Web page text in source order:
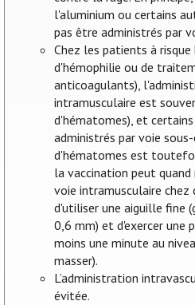
l'aluminium ou certains
pas être administrés par
Chez les patients à risque
d'hémophilie ou de
anticoagulants),
intramusculaire est
d'hématomes), et
administrés par voie
d'hématomes est
la vaccination peut
voie intramusculaire
d'utiliser une aiguille fine
0,6 mm) et d'exercer une
moins une minute au
masser).
L’administration
évitée.